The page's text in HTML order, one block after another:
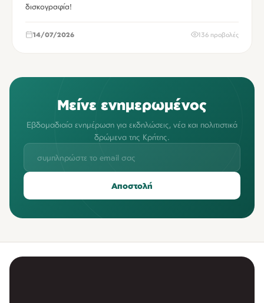
δισκογραφία!
14/07/2026 136 προβολές
Μείνε ενημερωμένος
Εβδομαδιαία ενημέρωση για εκδηλώσεις, νέα και πολιτιστικά
δρώμενα της Κρήτης.
Αποστολή